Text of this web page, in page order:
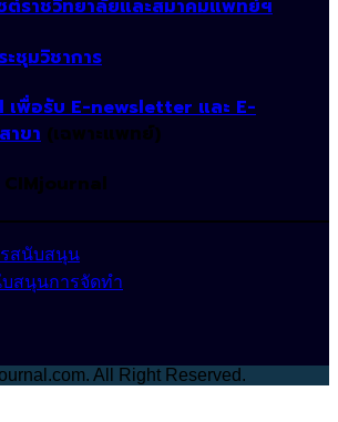
ต์ราชวิทยาลัยและสมาคมแพทย์ฯ
ชุมวิชาการ
เพื่อรับ E-newsletter และ E-
าขา (เฉพาะแพทย์)
สนับสนุน
บสนุนการจัดทำ
All Right Reserved.